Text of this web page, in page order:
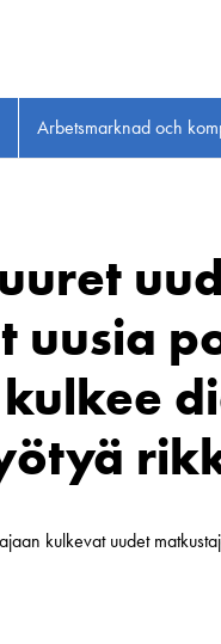
Arbetsmarknad och
uusia
kulkevat uudet